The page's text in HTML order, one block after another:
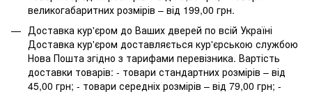
великогабаритних розмірів – від 199,00 грн.
Доставка кур'єром до Ваших дверей по всій Україні
Доставка кур'єром доставляється кур'єрською службою
Нова Пошта згідно з тарифами перевізника. Вартість
доставки товарів: - товари стандартних розмірів – від
45,00 грн; - товари середніх розмірів – від 79,00 грн; -